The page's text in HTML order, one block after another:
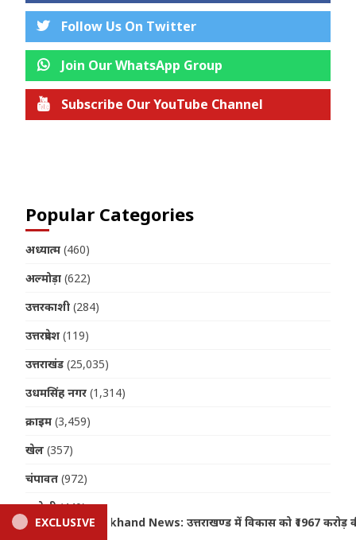
Follow Us On Twitter
Join Our WhatsApp Group
Subscribe Our YouTube Channel
Popular Categories
अध्यात्म (460)
अल्मोड़ा (622)
उत्तरकाशी (284)
उत्तरप्रदेश (119)
उत्तराखंड (25,035)
उधमसिंह नगर (1,314)
क्राइम (3,459)
खेल (357)
चंपावत (972)
चमोली(440)
EXCLUSIVE
को ₹1967 करोड़ की रफ्तार, मुख्यमंत्री धामी ने दी बड़ी वित्तीय मंजूरी